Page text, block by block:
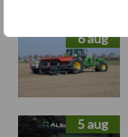
6 aug
5 aug